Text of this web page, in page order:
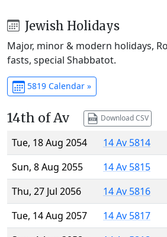
Jewish Holidays
Major, minor & modern holidays,
fasts, special Shabbatot.
5819 Calendar »
14th of Av Download CSV
Tue, 18 Aug 2054
14 Av 5814
Sun, 8 Aug 2055
14 Av 5815
Thu, 27 Jul 2056
14 Av 5816
Tue, 14 Aug 2057
14 Av 5817